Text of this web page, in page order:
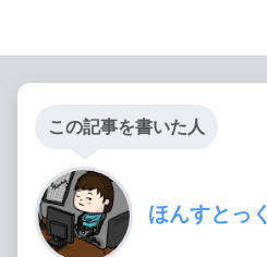
この記事を書いた人
ほんすとっく